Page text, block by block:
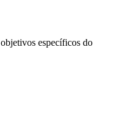
específicos do